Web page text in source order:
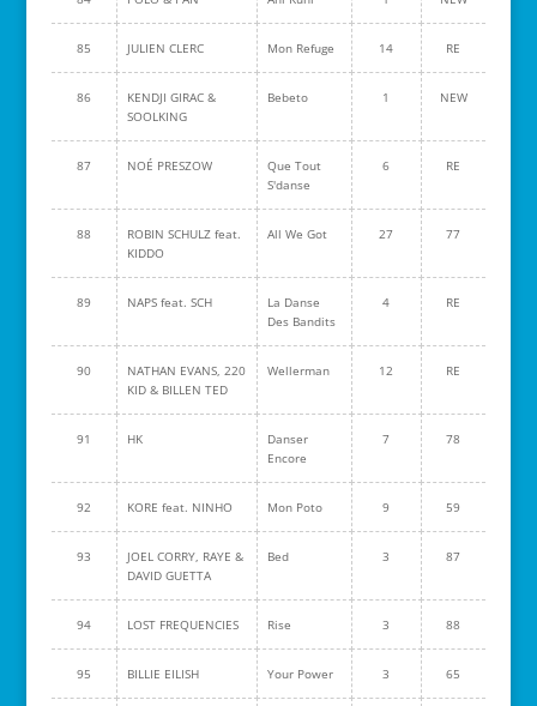
85 JULIEN CLERC Mon Refuge 14 RE
86
KENDJI GIRAC &
SOOLKING
Bebeto 1 NEW
87 NOÉ PRESZOW
Que Tout
S'danse
6 RE
88
ROBIN SCHULZ feat.
KIDDO
All We Got 27 77
89 NAPS feat. SCH
La Danse
Des Bandits
4 RE
90
NATHAN EVANS, 220
KID & BILLEN TED
Wellerman 12 RE
91 HK
Danser
Encore
7 78
92 KORE feat. NINHO Mon Poto 9 59
93
JOEL CORRY, RAYE &
DAVID GUETTA
Bed 3 87
94 LOST FREQUENCIES Rise 3 88
95 BILLIE EILISH Your Power 3 65